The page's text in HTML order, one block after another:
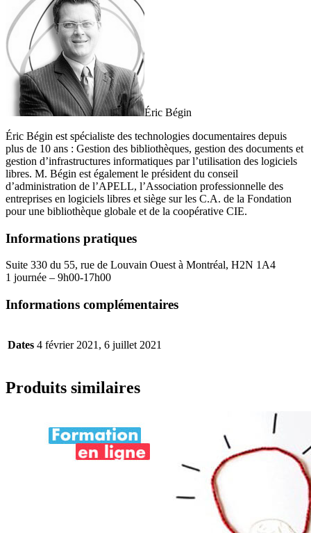
Éric Bégin
Éric Bégin est spécialiste des technologies documentaires depuis
plus de 10 ans : Gestion des bibliothèques, gestion des documents et
gestion d’infrastructures informatiques par l’utilisation des logiciels
libres. M. Bégin est également le président du conseil
d’administration de l’APELL, l’Association professionnelle des
entreprises en logiciels libres et siège sur les C.A. de la Fondation
pour une bibliothèque globale et de la coopérative CIE.
Informations pratiques
Suite 330 du 55, rue de Louvain Ouest à Montréal, H2N 1A4
1 journée – 9h00-17h00
Informations complémentaires
Dates 4 février 2021, 6 juillet 2021
Produits similaires